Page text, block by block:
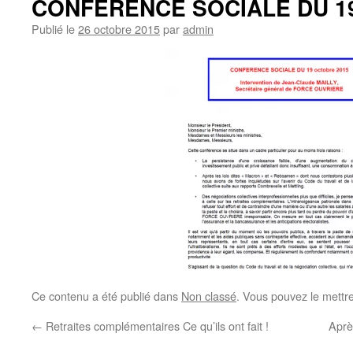
CONFÉRENCE SOCIALE DU
Publié le26 octobre 2015paradmin
Ce contenu a été publié dans Non classé. Vous pouvez le
← Retraites complémentaires Ce qu’ils ont fait !